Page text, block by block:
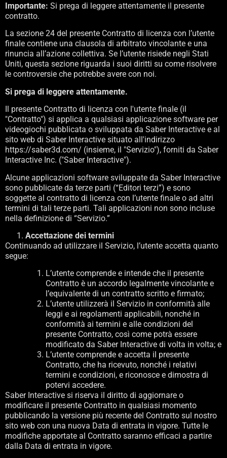
Importante: Si prega di leggere attentamente il presente
contratto.
La sezione 24 del presente Contratto di licenza con l’utente
finale contiene una clausola di arbitrato vincolante e una
rinuncia all’azione collettiva. Se l’utente risiede negli Stati
Uniti, questa sezione riguarda i suoi diritti su come risolvere
le controversie che potrebbe avere con noi.
Si prega di leggere attentamente.
Il presente Contratto di licenza con l'utente finale (il
"Contratto") si applica a qualsiasi applicazione software per
videogiochi pubblicata o sviluppata da Saber Interactive e al
sito web di Saber Interactive situato all'indirizzo
https://saber3d.com/ (insieme, il "Servizio"), forniti da Saber
Interactive Inc. ("Saber Interactive").
Alcune applicazioni software sviluppate da Saber Interactive
sono pubblicate da terze parti (“Editori terzi”) e sono
soggette al contratto di licenza con l’utente finale o ad altri
termini di tali terze parti. Tali applicazioni non sono incluse
nella definizione di “Servizio.”
Accettazione dei termini
Continuando ad utilizzare il Servizio, l’utente accetta quanto
segue:
L’utente comprende e intende che il presente
Contratto è un accordo legalmente vincolante e
l’equivalente di un contratto scritto e firmato;
L’utente utilizzerà il Servizio in conformità alle
leggi e ai regolamenti applicabili, nonché in
conformità ai termini e alle condizioni del
presente Contratto, così come potrà essere
modificato da Saber Interactive di volta in volta; e
L’utente comprende e accetta il presente
Contratto, che ha ricevuto, nonché i relativi
termini e condizioni, e riconosce e dimostra di
potervi accedere.
Saber Interactive si riserva il diritto di aggiornare o
modificare il presente Contratto in qualsiasi momento
pubblicando la versione più recente del Contratto sul nostro
sito web con una nuova Data di entrata in vigore. Tutte le
modifiche apportate al Contratto saranno efficaci a partire
dalla Data di entrata in vigore.